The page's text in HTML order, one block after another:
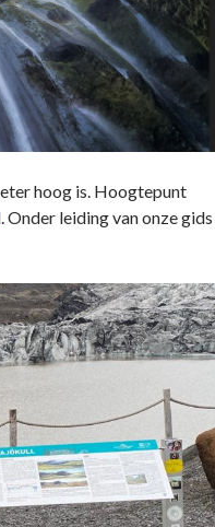
hoog is. Hoogtepunt
Onder leiding van onze gids